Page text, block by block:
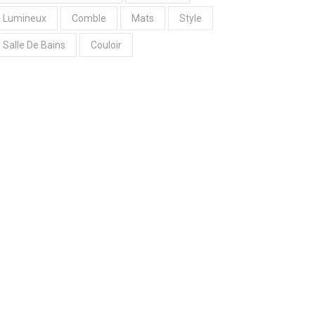
Lumineux Comble Mats Style
Salle De Bains Couloir